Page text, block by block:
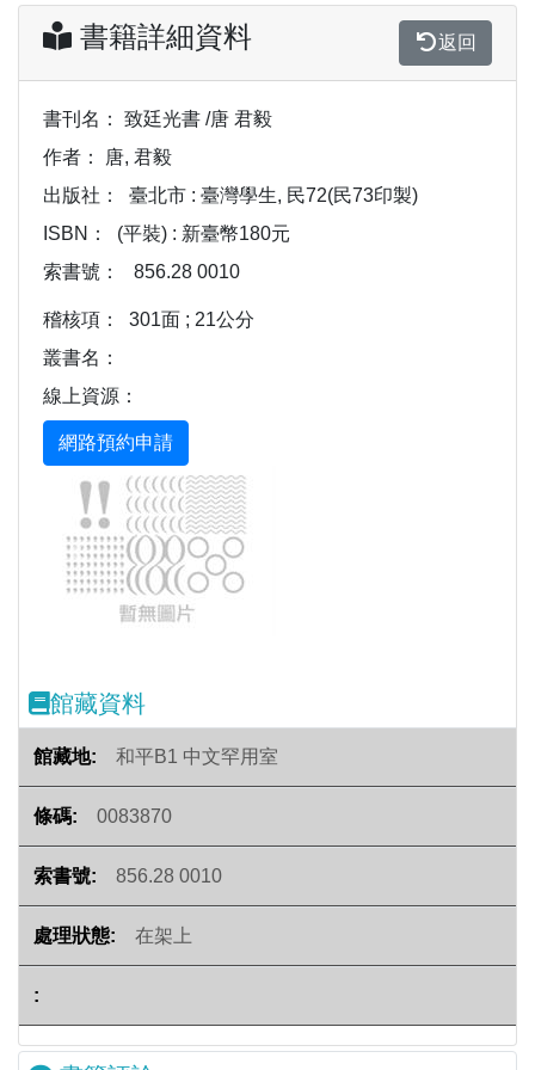
書籍詳細資料 返回
書刊名：
致廷光書 /唐 君毅
作者：
唐, 君毅
出版社：
臺北市 : 臺灣學生, 民72(民73印製)
ISBN：
(平裝) : 新臺幣180元
索書號：
856.28 0010
稽核項：
301面 ; 21公分
叢書名：
線上資源：
Previous
館藏資料
和平B1 中文罕用室
0083870
856.28 0010
在架上